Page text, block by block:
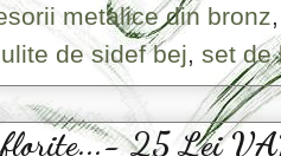
metalice din bronz
de sidef bej, set de
25 Lei